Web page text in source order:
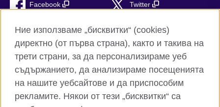
Facebook Twitter
YouTube
TikTok RSS
Глобален уебсайт на Британски съвет
Ние използваме „бисквитки“ (cookies)
директно (от първа страна), както и такива на
трети страни, за да персонализираме уеб
съдържанието, да анализираме посещенията
на нашите уебсайтове и да приспособим
рекламите. Някои от тези „бисквитки“ са